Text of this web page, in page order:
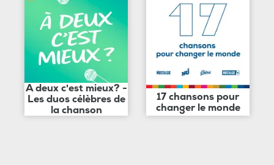
A deux c'est mieux? -
Les duos célèbres de
la chanson
17 chansons pour
changer le monde